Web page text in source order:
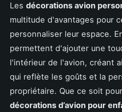
Les décorations avion
multitude d'avantages pour
personnaliser leur espace.
permettent d'ajouter une
l'intérieur de l'avion, créant
qui reflète les goûts et la
propriétaire. Que ce soit pour
décorations d’avion pour